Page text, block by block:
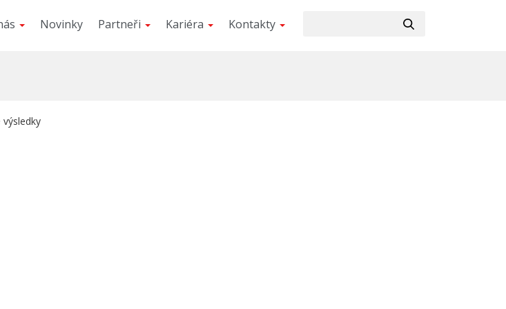
Novinky Partneři Kariéra Kontakty
výsledky